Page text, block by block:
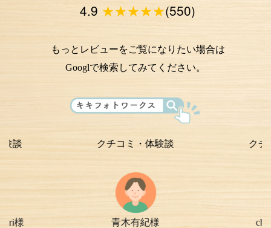
4.9 ★★★★★(550)
もっとレビューをご覧になりたい場合は
Googlで検索してみてください。
クチコミ・体験談
青木有紀様
クチコミ・体
様よ